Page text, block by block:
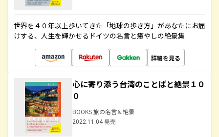
世界を４０年以上歩いてきた「地球の歩き方」があなたにお届
けする、人生を輝かせるドイツの名言と癒やしの絶景集
詳細を見る
心に寄り添う台湾のことばと絶景１０
０
BOOKS 旅の名言＆絶景
2022.11.04 発売